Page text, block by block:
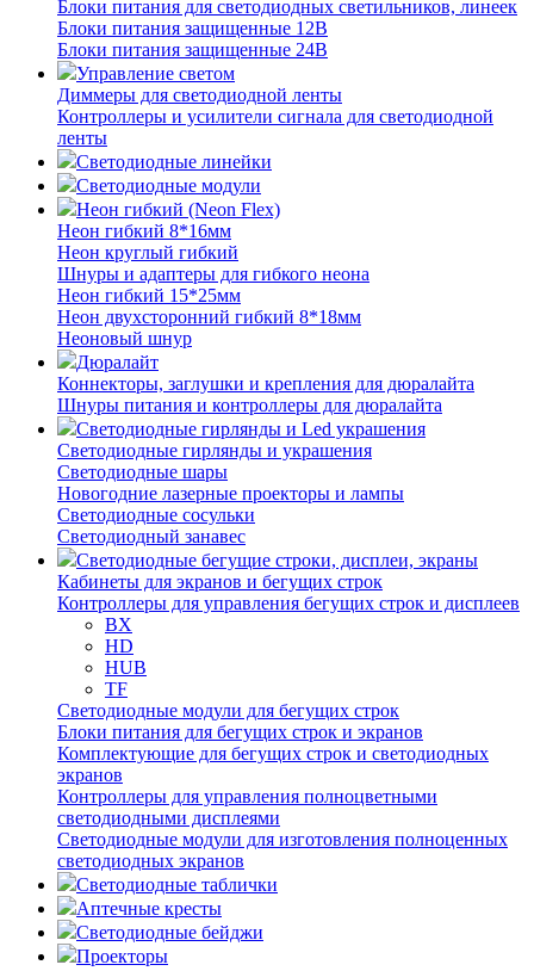
Блоки питания для светодиодных светильников, линеек
Блоки питания защищенные 12В
Блоки питания защищенные 24В
Управление светом
Диммеры для светодиодной ленты
Контроллеры и усилители сигнала для светодиодной
ленты
Светодиодные линейки
Светодиодные модули
Неон гибкий (Neon Flex)
Неон гибкий 8*16мм
Неон круглый гибкий
Шнуры и адаптеры для гибкого неона
Неон гибкий 15*25мм
Неон двухсторонний гибкий 8*18мм
Неоновый шнур
Дюралайт
Коннекторы, заглушки и крепления для дюралайта
Шнуры питания и контроллеры для дюралайта
Светодиодные гирлянды и Led украшения
Светодиодные гирлянды и украшения
Светодиодные шары
Новогодние лазерные проекторы и лампы
Светодиодные сосульки
Светодиодный занавес
Светодиодные бегущие строки, дисплеи, экраны
Кабинеты для экранов и бегущих строк
Контроллеры для управления бегущих строк и дисплеев
BX
HD
HUB
TF
Светодиодные модули для бегущих строк
Блоки питания для бегущих строк и экранов
Комплектующие для бегущих строк и светодиодных
экранов
Контроллеры для управления полноцветными
светодиодными дисплеями
Светодиодные модули для изготовления полноценных
светодиодных экранов
Светодиодные таблички
Аптечные кресты
Светодиодные бейджи
Проекторы